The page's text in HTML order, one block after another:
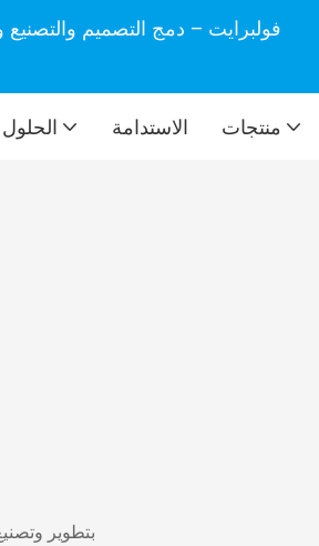
فولبرايت – دمج التصميم
الحلول الاستدامة منتجات